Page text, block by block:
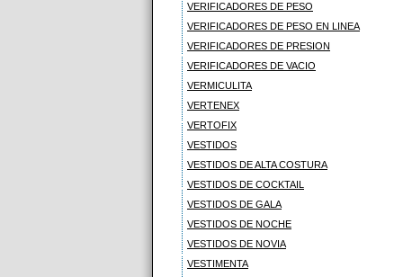
VERIFICADORES DE PESO
VERIFICADORES DE PESO EN LINEA
VERIFICADORES DE PRESION
VERIFICADORES DE VACIO
VERMICULITA
VERTENEX
VERTOFIX
VESTIDOS
VESTIDOS DE ALTA COSTURA
VESTIDOS DE COCKTAIL
VESTIDOS DE GALA
VESTIDOS DE NOCHE
VESTIDOS DE NOVIA
VESTIMENTA